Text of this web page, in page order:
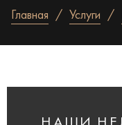
Главная Услуги